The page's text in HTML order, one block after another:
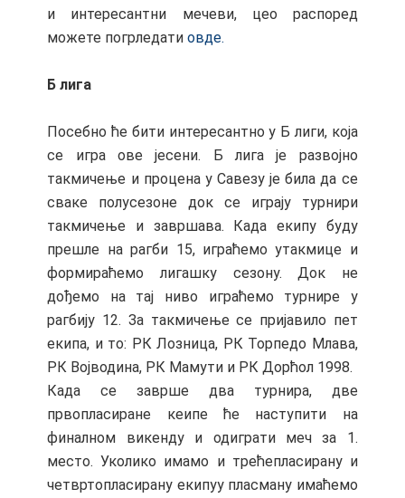
и интересантни мечеви, цео распоред
можете погрледатиовде.
Б лига
Посебно ће бити интересантно у Б лиги, која
се игра ове јесени. Б лига је развојно
такмичење и процена у Савезу је била да се
сваке полусезоне док се играју турнири
такмичење и завршава. Када екипу буду
прешле на рагби 15, играћемо утакмице и
формираћемо лигашку сезону. Док не
дођемо на тај ниво играћемо турнире у
рагбију 12. За такмичење се пријавило пет
екипа, и то: РК Лозница, РК Торпедо Млава,
РК Војводина, РК Мамути и РК Дорћол 1998.
Када се заврше два турнира, две
првопласиране кеипе ће наступити на
финалном викенду и одиграти меч за 1.
место. Уколико имамо и трећепласирану и
четвртопласирану екипуу пласману имаћемо